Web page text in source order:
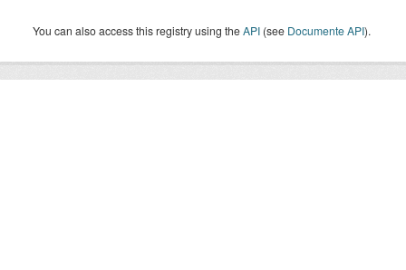
You can also access this registry using theAPI (see Documente API).